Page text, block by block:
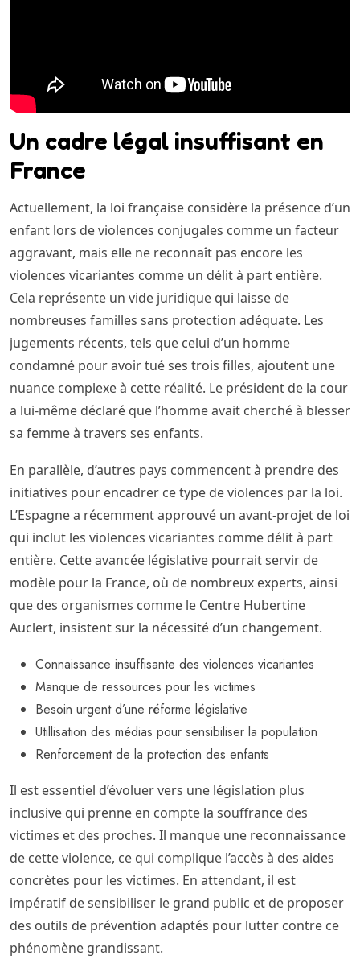
Un cadre légal insuffisant en
France
Actuellement, la loi française considère la présence d’un
enfant lors de violences conjugales comme un facteur
aggravant, mais elle ne reconnaît pas encore les
violences vicariantes comme un délit à part entière.
Cela représente un vide juridique qui laisse de
nombreuses familles sans protection adéquate. Les
jugements récents, tels que celui d’un homme
condamné pour avoir tué ses trois filles, ajoutent une
nuance complexe à cette réalité. Le président de la cour
a lui-même déclaré que l’homme avait cherché à blesser
sa femme à travers ses enfants.
En parallèle, d’autres pays commencent à prendre des
initiatives pour encadrer ce type de violences par la loi.
L’Espagne a récemment approuvé un avant-projet de loi
qui inclut les violences vicariantes comme délit à part
entière. Cette avancée législative pourrait servir de
modèle pour la France, où de nombreux experts, ainsi
que des organismes comme le Centre Hubertine
Auclert, insistent sur la nécessité d’un changement.
Connaissance insuffisante des violences vicariantes
Manque de ressources pour les victimes
Besoin urgent d’une réforme législative
Utillisation des médias pour sensibiliser la population
Renforcement de la protection des enfants
Il est essentiel d’évoluer vers une législation plus
inclusive qui prenne en compte la souffrance des
victimes et des proches. Il manque une reconnaissance
de cette violence, ce qui complique l’accès à des aides
concrètes pour les victimes. En attendant, il est
impératif de sensibiliser le grand public et de proposer
des outils de prévention adaptés pour lutter contre ce
phénomène grandissant.